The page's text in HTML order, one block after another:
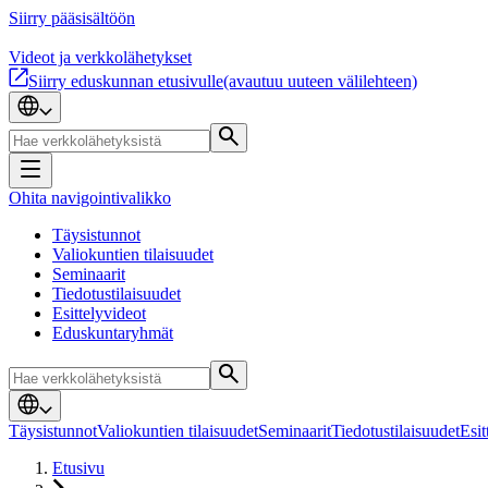
Siirry pääsisältöön
Videot ja verkkolähetykset
Siirry eduskunnan etusivulle(avautuu uuteen välilehteen)
Ohita navigointivalikko
Täysistunnot
Valiokuntien tilaisuudet
Seminaarit
Tiedotustilaisuudet
Esittelyvideot
Eduskuntaryhmät
TäysistunnotValiokuntien tilaisuudetSeminaaritTiedotustilaisuudet
Etusivu